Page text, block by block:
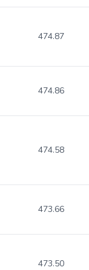
474.87
474.86
474.58
473.66
473.50